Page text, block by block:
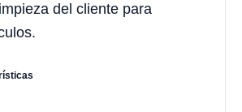
del cliente para